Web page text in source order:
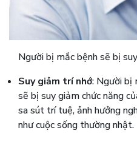
Người bị mắc bệnh sẽ bị
Suy giảm trí nhớ: Người bị
sẽ bị suy giảm chức năng
sa sút trí tuệ, ảnh hưởng
như cuộc sống thường nhật.